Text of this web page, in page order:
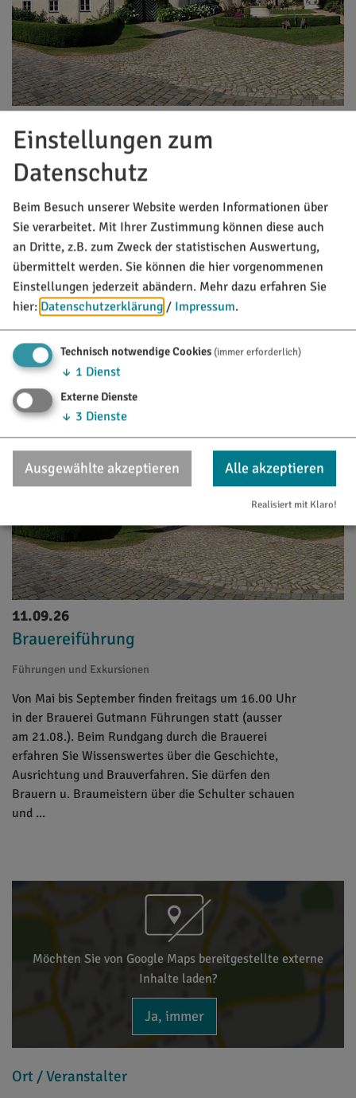
Brauereiführung
Führungen und Exkursionen
Von Mai bis September finden freitags um 16.00 Uhr
in der Brauerei Gutmann Führungen statt (ausser
am 21.08.). Beim Rundgang durch die Brauerei
erfahren Sie Wissenswertes über die Geschichte,
Ausrichtung und Brauverfahren. Sie dürfen den
Brauern u. Braumeistern über die Schulter schauen
und ...
11.09.26
Brauereiführung
Führungen und Exkursionen
Von Mai bis September finden freitags um 16.00 Uhr
in der Brauerei Gutmann Führungen statt (ausser
am 21.08.). Beim Rundgang durch die Brauerei
erfahren Sie Wissenswertes über die Geschichte,
Ausrichtung und Brauverfahren. Sie dürfen den
Brauern u. Braumeistern über die Schulter schauen
und ...
Möchten Sie von Google Maps bereitgestellte externe
Inhalte laden?
Ja, immer
Ort / Veranstalter
Einstellungen zum
Datenschutz
Beim Besuch unserer Website werden Informationen über
Sie verarbeitet. Mit Ihrer Zustimmung können diese auch
an Dritte, z.B. zum Zweck der statistischen Auswertung,
übermittelt werden. Sie können die hier vorgenommenen
Einstellungen jederzeit abändern. Mehr dazu erfahren Sie
hier: Datenschutzerklärung / Impressum.
Technisch notwendige Cookies(immer erforderlich)
↓ 1 Dienst
Externe Dienste
↓ 3 Dienste
Ausgewählte akzeptieren Alle akzeptieren
Realisiert mit Klaro!